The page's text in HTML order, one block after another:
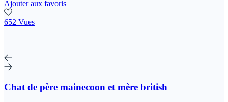
Ajouter aux favoris
652 Vues
Chat de père mainecoon et mère british